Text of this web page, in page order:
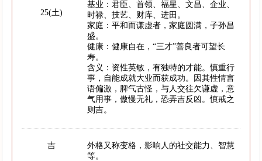
25(土)
基业：君臣、首领、福星、文昌、企业、
时禄、技艺、财库、进田。
家庭：平和而谦虚者，家庭圆满，子孙昌
盛。
健康：健康自在，“三才”善良者可望长
寿。
含义：资性英敏，有独特的才能。慎重行
事，自能成就大业而获成功。因其性情言
语偏激，脾气古怪，与人交往欠谦虚，意
气用事，傲慢无礼，恐弄吉反凶。慎戒之
则吉。
吉
外格又称变格，影响人的社交能力、智慧
等。